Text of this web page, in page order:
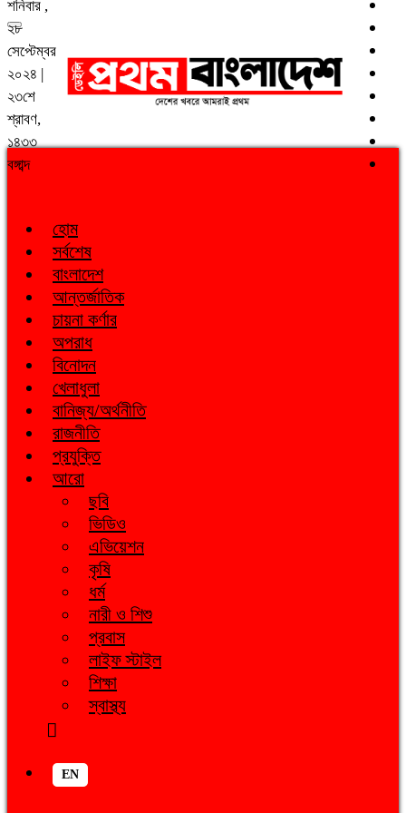
শনিবার ,
২৮
সেপ্টেম্বর
২০২৪ |
২৩শে
শ্রাবণ,
১৪৩৩
বঙ্গাব্দ
হোম
সর্বশেষ
বাংলাদেশ
আন্তর্জাতিক
চায়না কর্ণার
অপরাধ
বিনোদন
খেলাধুলা
বানিজ্য/অর্থনীতি
রাজনীতি
প্রযুক্তি
আরো
ছবি
ভিডিও
এভিয়েশন
কৃষি
ধর্ম
নারী ও শিশু
প্রবাস
লাইফ স্টাইল
শিক্ষা
স্বাস্থ্য
EN